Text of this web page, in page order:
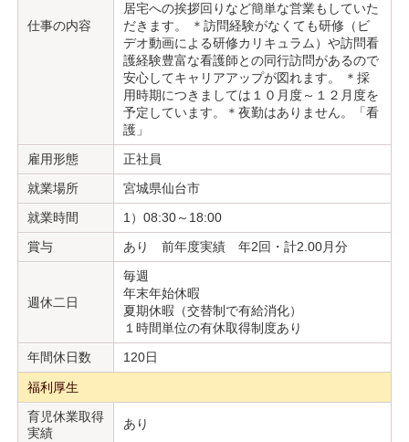
仕事の内容
居宅への挨拶回りなど簡単な営業もしていた
だきます。 ＊訪問経験がなくても研修（ビ
デオ動画による研修カリキュラム）や訪問看
護経験豊富な看護師との同行訪問があるので
安心してキャリアアップが図れます。 ＊採
用時期につきましては１０月度～１２月度を
予定しています。＊夜勤はありません。「看
護」
雇用形態
正社員
就業場所
宮城県仙台市
就業時間
1）08:30～18:00
賞与
あり 前年度実績 年2回・計2.00月分
週休二日
毎週
年末年始休暇
夏期休暇（交替制で有給消化）
１時間単位の有休取得制度あり
年間休日数
120日
福利厚生
育児休業取得
実績
あり